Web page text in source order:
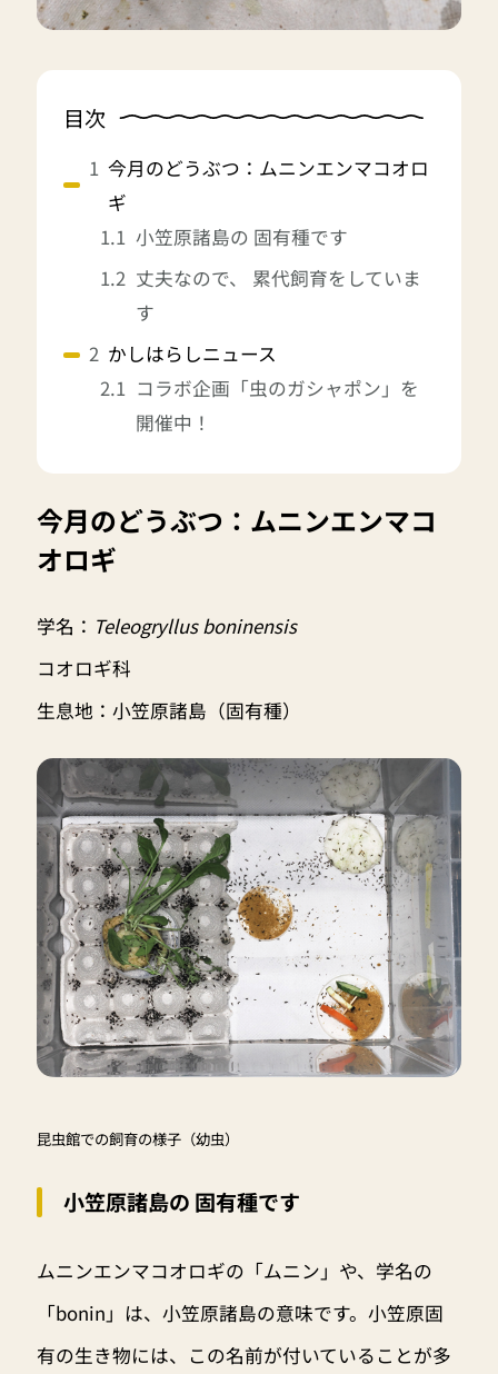
目次
今月のどうぶつ：ムニンエンマコオロ
ギ
小笠原諸島の 固有種です
丈夫なので、 累代飼育をしていま
す
かしはらしニュース
コラボ企画「虫のガシャポン」を
開催中！
今月のどうぶつ：ムニンエンマコ
オロギ
学名： Teleogryllus boninensis
コオロギ科
生息地：小笠原諸島（固有種）
昆虫館での飼育の様子（幼虫）
小笠原諸島の 固有種です
ムニンエンマコオロギの「ムニン」や、学名の
「bonin」は、小笠原諸島の意味です。小笠原固
有の生き物には、この名前が付いていることが多